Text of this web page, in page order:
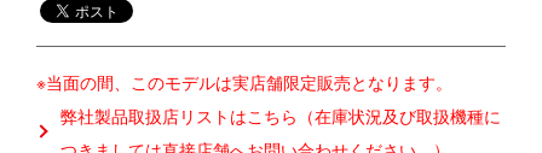
※当面の間、このモデルは実店舗限定販売となります。
弊社製品取扱店リストはこちら（在庫状況及び取扱機種に